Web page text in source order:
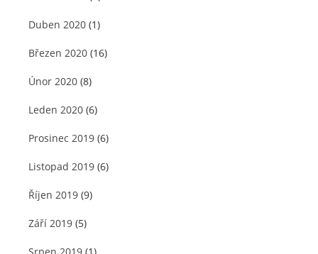
Duben 2020 (1)
Březen 2020 (16)
Únor 2020 (8)
Leden 2020 (6)
Prosinec 2019 (6)
Listopad 2019 (6)
Říjen 2019 (9)
Září 2019 (5)